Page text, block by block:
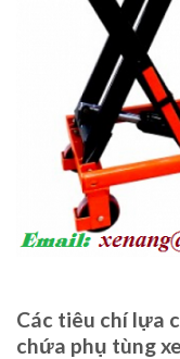
Các tiêu chí lựa
chứa phụ tùng